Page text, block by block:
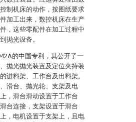
制机床的动作，按图纸要求
加工出来，数控机床在生产
，这些零配件在加工过程中
抛光设备。
的中国专利，其公开了一
抛光抛光装置及定位夹持装
进料架、工作台及出料架。
滑台、抛光轮、支架及电
，滑台滑动设置于工作台
台连接，支架设置于滑台
，电机设置于支架上，且电